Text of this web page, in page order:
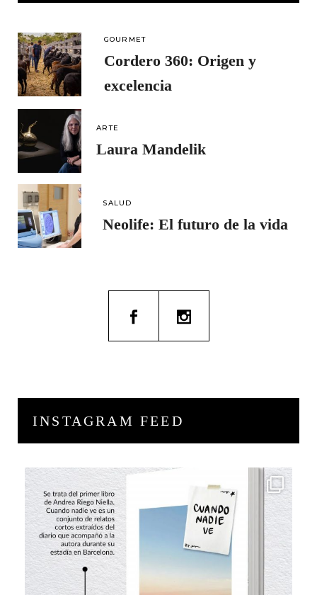
GOURMET
Cordero 360: Origen y
excelencia
ARTE
Laura Mandelik
SALUD
Neolife: El futuro de la vida
INSTAGRAM FEED